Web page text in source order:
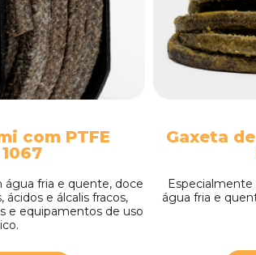
com PTFE
água fria e quente, doce
ácidos e álcalis fracos,
e equipamentos de uso
Gaxeta
Especialmente
água fria e